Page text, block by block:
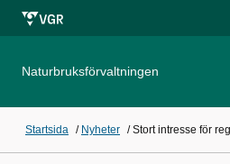
Naturbruksförvaltningen
Startsida / Nyheter /Stort intresse för